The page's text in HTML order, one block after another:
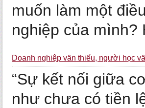
muốn làm một
nghiệp của mình?
Doanh nghiệp vẫn thiếu, người học
“Sự kết nối giữa
như chưa có tiền